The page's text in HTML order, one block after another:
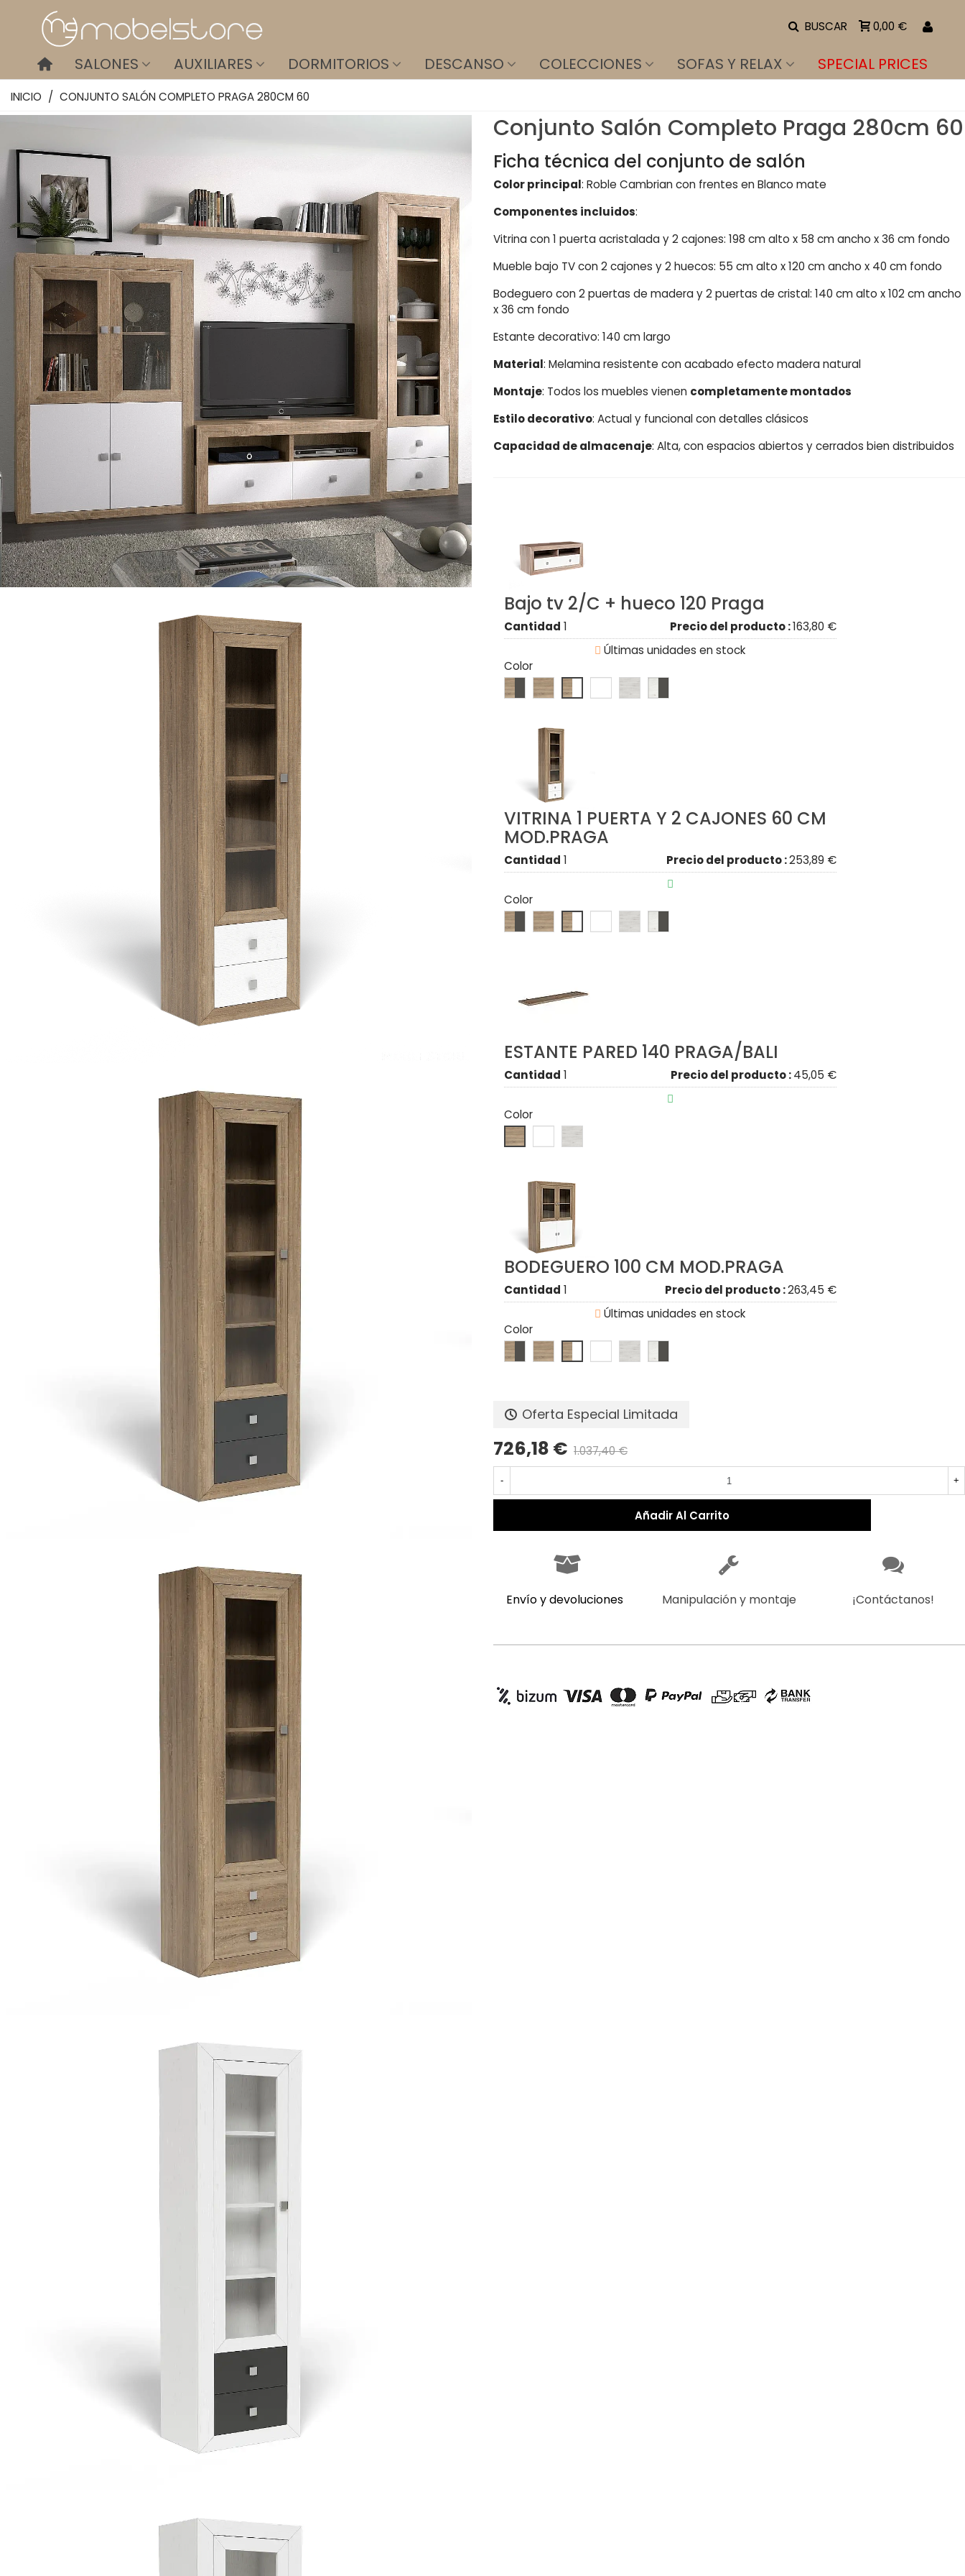
BUSCAR 0,00 €
SALONES AUXILIARES DORMITORIOS DESCANSO COLECCIONES SOFAS Y RELAX SPECIAL PRICES
INICIO / CONJUNTO SALÓN COMPLETO PRAGA 280CM 60
Conjunto Salón Completo Praga 280cm 60
Ficha técnica del conjunto de salón
Color principal: Roble Cambrian con frentes en Blanco mate
Componentes incluidos:
Vitrina con 1 puerta acristalada y 2 cajones: 198 cm alto x 58 cm ancho x 36 cm fondo
Mueble bajo TV con 2 cajones y 2 huecos: 55 cm alto x 120 cm ancho x 40 cm fondo
Bodeguero con 2 puertas de madera y 2 puertas de cristal: 140 cm alto x 102 cm ancho
x 36 cm fondo
Estante decorativo: 140 cm largo
Material: Melamina resistente con acabado efecto madera natural
Montaje: Todos los muebles vienen completamente montados
Estilo decorativo: Actual y funcional con detalles clásicos
Capacidad de almacenaje: Alta, con espacios abiertos y cerrados bien distribuidos
Bajo tv 2/C + hueco 120 Praga
Cantidad 1 Precio del producto :163,80 €
 Últimas unidades en stock
Color
VITRINA 1 PUERTA Y 2 CAJONES 60 CM
MOD.PRAGA
Cantidad 1 Precio del producto :253,89 €

Color
ESTANTE PARED 140 PRAGA/BALI
Cantidad 1 Precio del producto :45,05 €

Color
BODEGUERO 100 CM MOD.PRAGA
Cantidad 1 Precio del producto :263,45 €
 Últimas unidades en stock
Color
Oferta Especial Limitada
726,18 € 1.037,40 €
- +
Añadir Al Carrito
Envío y devoluciones Manipulación y montaje ¡Contáctanos!